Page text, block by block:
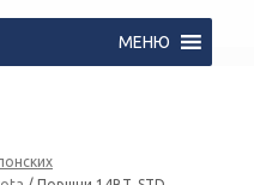
МЕНЮ